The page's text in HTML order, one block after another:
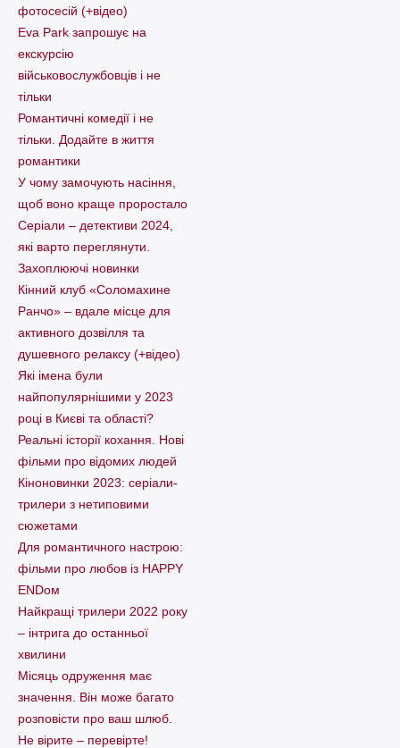
фотосесій (+відео)
Eva Park запрошує на
екскурсію
військовослужбовців і не
тільки
Романтичні комедії і не
тільки. Додайте в життя
романтики
У чому замочують насіння,
щоб воно краще проростало
Серіали – детективи 2024,
які варто пеpеглянути.
Захоплюючі новинки
Кінний клуб «Соломахине
Ранчо» – вдале місце для
активного дозвілля та
душевного релаксу (+відео)
Які імена були
найпопулярнішими у 2023
році в Києві та області?
Реальні історії кохання. Нові
фільми про відомих людей
Кіноновинки 2023: серіали-
трилери з нетиповими
сюжетами
Для романтичного настрою:
фільми про любов із HAPPY
ENDом
Найкращі трилери 2022 року
– інтрига до останньої
хвилини
Місяць одруження має
значення. Він може багато
розповісти про ваш шлюб.
Не вірите – перевірте!